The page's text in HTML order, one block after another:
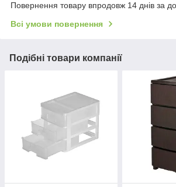
Повернення товару впродовж 14 днів за
Всі умови повернення
Подібні товари компанії